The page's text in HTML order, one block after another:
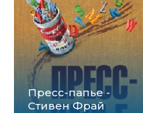
Пресс-папье -
Стивен Фрай